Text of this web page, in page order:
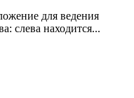
для ведения
слева находится...